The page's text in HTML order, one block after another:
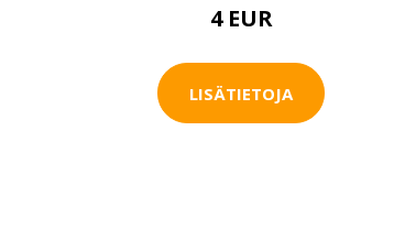
4 EUR
LISÄTIETOJA